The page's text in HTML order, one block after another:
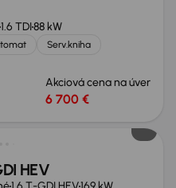
1.6 TDI88 kW
Serv.kniha
Akciová cena na úver
6 700 €
HEV